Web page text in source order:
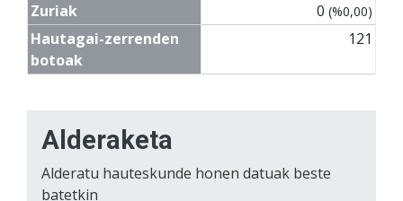
Zuriak 0 (%0,00)
Hautagai-zerrenden
botoak
121
Alderaketa
Alderatu hauteskunde honen datuak beste
batetkin